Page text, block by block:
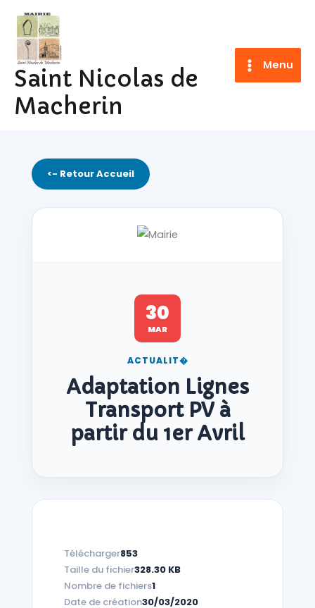
contenu
Saint Nicolas de
Macherin
Menu
<- Retour Accueil
30
MAR
ACTUALIT�
Adaptation Lignes
Transport PV à
partir du 1er Avril
Télécharger853
Taille du fichier328.30 KB
Nombre de fichiers1
Date de création30/03/2020